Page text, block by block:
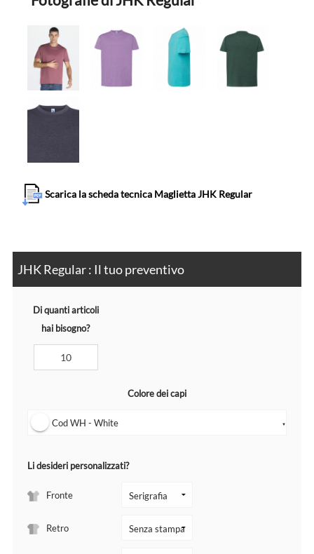
Scarica la scheda tecnica Maglietta JHK Regular
JHK Regular : Il tuo preventivo
Di quanti articoli
hai bisogno?
Colore dei capi
Cod WH - White ▼
Li desideri personalizzati?
Fronte
Retro